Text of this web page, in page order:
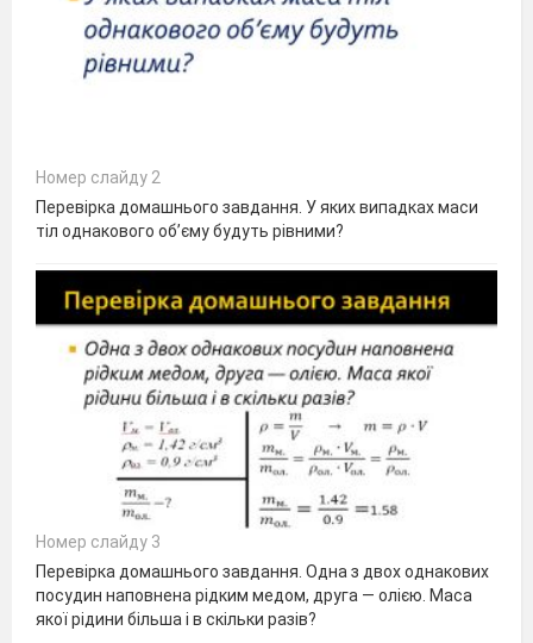
Номер слайду 2
Перевірка домашнього завдання. У яких випадках маси
тіл однакового об’єму будуть рівними?
Номер слайду 3
Перевірка домашнього завдання. Одна з двох однакових
посудин наповнена рідким медом, друга — олією. Маса
якої рідини більша і в скільки разів?